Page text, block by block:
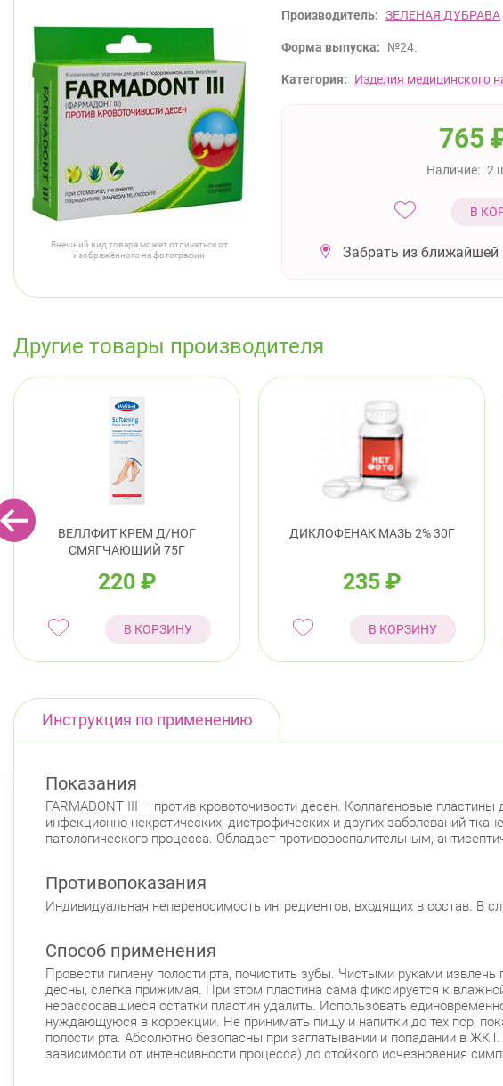
Внешний вид товара может отличаться от
изображённого на фотографии
Производитель: ЗЕЛЕНАЯ ДУБРАВА
Форма выпуска: №24.
Категория: Изделия медицинского
765
Наличие: 2
В
Забрать из ближайшей
Другие товары производителя
ВЕЛЛФИТ КРЕМ Д/НОГ
СМЯГЧАЮЩИЙ 75Г
220 ₽
В КОРЗИНУ
ДИКЛОФЕНАК МАЗЬ 2% 30Г
235 ₽
В КОРЗИНУ
Инструкция по применению
Показания
FARMADONT III – против кровоточивости десен. Коллагеновые
инфекционно-некротических, дистрофических и других заболеваний
патологического процесса. Обладает противовоспалительным,
Противопоказания
Индивидуальная непереносимость ингредиентов, входящих в состав. В
Способ применения
Провести гигиену полости рта, почистить зубы. Чистыми руками
десны, слегка прижимая. При этом пластина сама фиксируется к
нерассосавшиеся остатки пластин удалить. Использовать
нуждающуюся в коррекции. Не принимать пищу и напитки до тех пор,
полости рта. Абсолютно безопасны при заглатывании и попадании в
зависимости от интенсивности процесса) до стойкого исчезновения